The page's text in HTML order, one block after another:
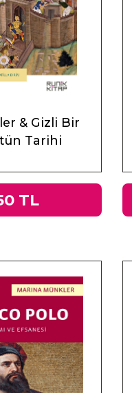
& Gizli Bir
Tarihi
TL